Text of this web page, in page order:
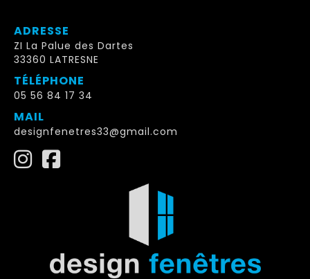
ADRESSE
ZI La Palue des Dartes
33360 LATRESNE
TÉLÉPHONE
05 56 84 17 34
MAIL
designfenetres33@gmail.com